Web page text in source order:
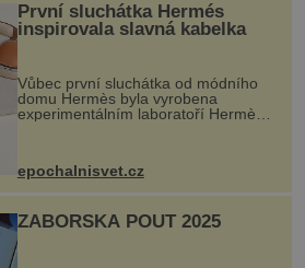
První sluchátka Hermés
inspirovala slavná kabelka
Vůbec první sluchátka od módního
domu Hermès byla vyrobena
experimentálním laboratoří Hermès
kovový...
epochalnisvet.cz
ZÁBOŘSKÁ POUŤ 2025